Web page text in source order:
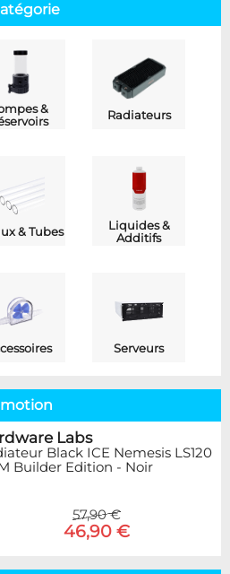
&
Radiateurs
& Tubes
Liquides &
Additifs
Serveurs
Labs
Black ICE Nemesis LS120
Builder Edition - Noir
57,90 €
46,90 €